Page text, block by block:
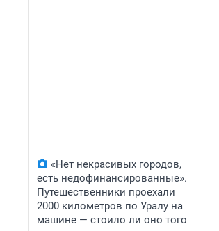
«Нет некрасивых городов,
есть недофинансированные».
Путешественники проехали
2000 километров по Уралу на
машине — стоило ли оно того